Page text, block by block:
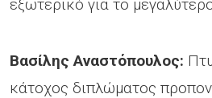
εξωτερικό για το
Βασίλης Αναστόπουλος:
κάτοχος διπλώματος